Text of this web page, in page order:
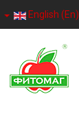
English (En)